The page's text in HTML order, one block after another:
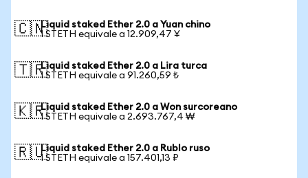
🇨🇳Liquid staked Ether 2.0 a Yuan chino
1 STETH equivale a 12.909,47 ¥
🇹🇷Liquid staked Ether 2.0 a Lira turca
1 STETH equivale a 91.260,59 ₺
🇰🇷Liquid staked Ether 2.0 a Won surcoreano
1 STETH equivale a 2.693.767,4 ₩
🇷🇺Liquid staked Ether 2.0 a Rublo ruso
1 STETH equivale a 157.401,13 ₽